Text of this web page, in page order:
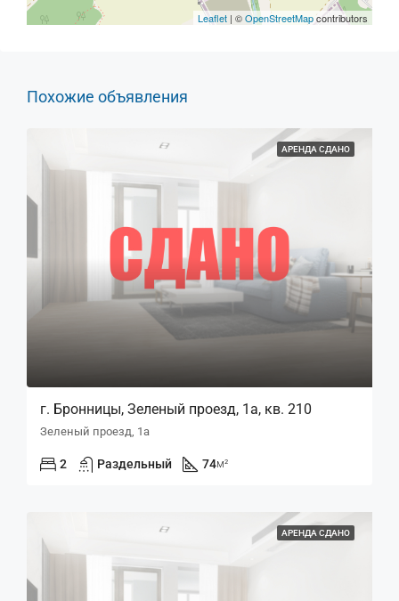
Leaflet | ©OpenStreetMapcontributors
Похожие объявления
АРЕНДА СДАНО
г. Бронницы, Зеленый проезд, 1а, кв. 210
Зеленый проезд, 1а
2 Раздельный 74м²
АРЕНДА СДАНО